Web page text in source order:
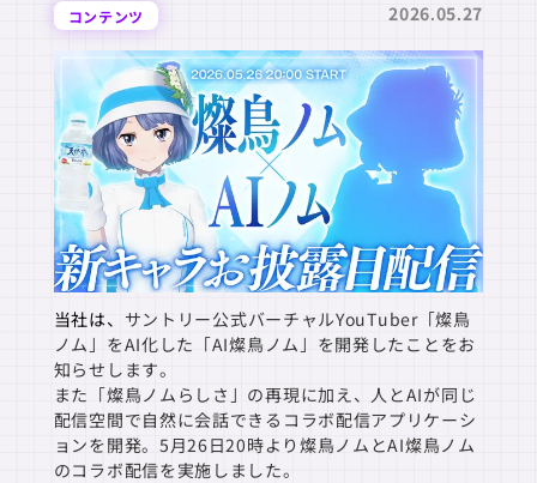
コンテンツ 2026.05.27
当社は、 サントリー公式バーチャルYouTuber「燦鳥
ノム」をAI化した「AI燦鳥ノム」を開発したことをお
知らせします。
また「燦鳥ノムらしさ」の再現に加え、人とAIが同じ
配信空間で自然に会話できるコラボ配信アプリケーシ
ョンを開発。5月26日20時より燦鳥ノムとAI燦鳥ノム
のコラボ配信を実施しました。